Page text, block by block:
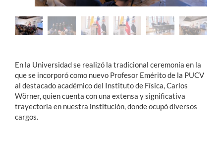
Alumni
En la Universidad se realizó la tradicional ceremonia en la
que se incorporó como nuevo Profesor Emérito de la PUCV
al destacado académico del Instituto de Física, Carlos
Wörner, quien cuenta con una extensa y significativa
trayectoria en nuestra institución, donde ocupó diversos
cargos.